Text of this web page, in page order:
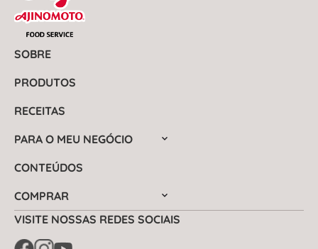
SOBRE
PRODUTOS
RECEITAS
PARA O MEU NEGÓCIO
CONTEÚDOS
COMPRAR
VISITE NOSSAS REDES SOCIAIS